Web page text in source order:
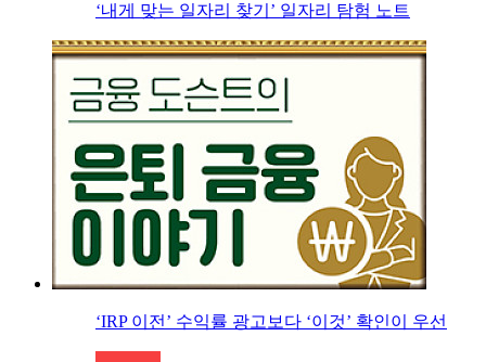
‘내게 맞는 일자리 찾기’ 일자리 탐험 노트
‘IRP 이전’ 수익률 광고보다 ‘이것’ 확인이 우선